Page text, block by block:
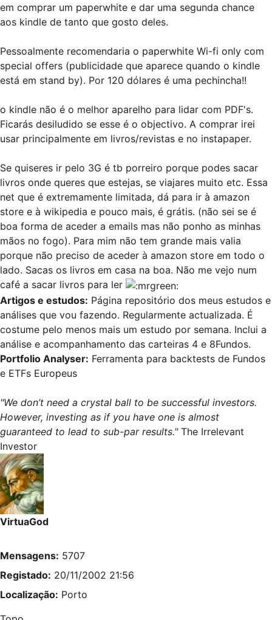
em comprar um paperwhite e dar uma segunda chance
aos kindle de tanto que gosto deles.
Pessoalmente recomendaria o paperwhite Wi-fi only com
special offers (publicidade que aparece quando o kindle
está em stand by). Por 120 dólares é uma pechincha!!
o kindle não é o melhor aparelho para lidar com PDF's.
Ficarás desiludido se esse é o objectivo. A comprar irei
usar principalmente em livros/revistas e no instapaper.
Se quiseres ir pelo 3G é tb porreiro porque podes sacar
livros onde queres que estejas, se viajares muito etc. Essa
net que é extremamente limitada, dá para ir à amazon
store e à wikipedia e pouco mais, é grátis. (não sei se é
boa forma de aceder a emails mas não ponho as minhas
mãos no fogo). Para mim não tem grande mais valia
porque não preciso de aceder à amazon store em todo o
lado. Sacas os livros em casa na boa. Não me vejo num
café a sacar livros para ler
Artigos e estudos: Página repositório dos meus estudos e
análises que vou fazendo. Regularmente actualizada. É
costume pelo menos mais um estudo por semana. Inclui a
análise e acompanhamento das carteiras 4 e 8Fundos.
Portfolio Analyser: Ferramenta para backtests de Fundos
e ETFs Europeus
"We don’t need a crystal ball to be successful investors.
However, investing as if you have one is almost
guaranteed to lead to sub-par results."The Irrelevant
Investor
VirtuaGod
Mensagens: 5707
Registado: 20/11/2002 21:56
Localização: Porto